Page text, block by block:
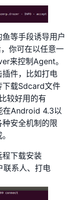
等手段诱导用户
你可在以任意一
来控制Agent。
件，比如打电
下载Sdcard文件
比较好用的有
在Android 4.3以
安全机制的限
程下载安装
联系人、打电